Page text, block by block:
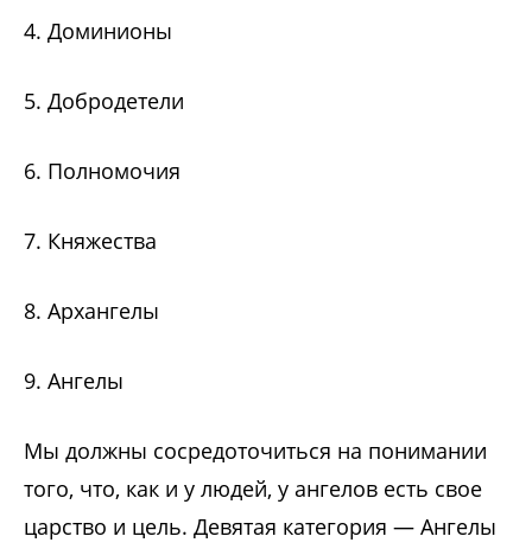
4. Доминионы
5. Добродетели
6. Полномочия
7. Княжества
8. Архангелы
9. Ангелы
Мы должны сосредоточиться на понимании
того, что, как и у людей, у ангелов есть свое
царство и цель. Девятая категория — Ангелы